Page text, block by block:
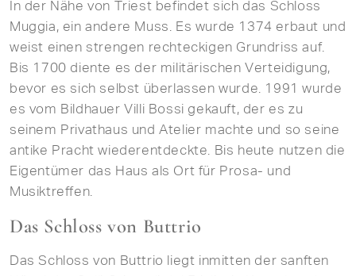
In der Nähe von Triest befindet sich das Schloss
Muggia, ein andere Muss. Es wurde 1374 erbaut und
weist einen strengen rechteckigen Grundriss auf.
Bis 1700 diente es der militärischen Verteidigung,
bevor es sich selbst überlassen wurde. 1991 wurde
es vom Bildhauer Villi Bossi gekauft, der es zu
seinem Privathaus und Atelier machte und so seine
antike Pracht wiederentdeckte. Bis heute nutzen die
Eigentümer das Haus als Ort für Prosa- und
Musiktreffen.
Das Schloss von Buttrio
Das Schloss von Buttrio liegt inmitten der sanften